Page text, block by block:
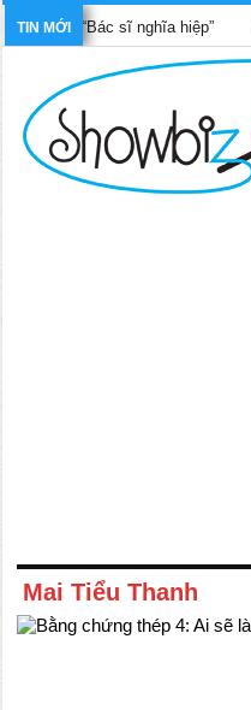
TIN MỚI
“Bác sĩ nghĩa hiệp”
Mai Tiểu Thanh